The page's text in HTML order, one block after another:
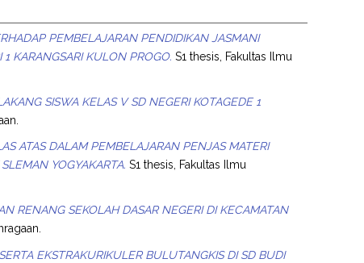
PEMBELAJARAN PENDIDIKAN JASMANI
KARANGSARI KULON PROGO. S1 thesis, Fakultas Ilmu
SISWA KELAS V SD NEGERI KOTAGEDE 1
ATAS DALAM PEMBELAJARAN PENJAS MATERI
YOGYAKARTA. S1 thesis, Fakultas Ilmu
RENANG SEKOLAH DASAR NEGERI DI KECAMATAN
EKSTRAKURIKULER BULUTANGKIS DI SD BUDI